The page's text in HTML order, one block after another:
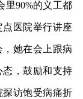
里90%的义工都
医院举行讲座
她在会上跟病
，鼓励和支持
访饱受病痛折